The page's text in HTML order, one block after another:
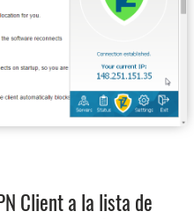
Client a la lista de